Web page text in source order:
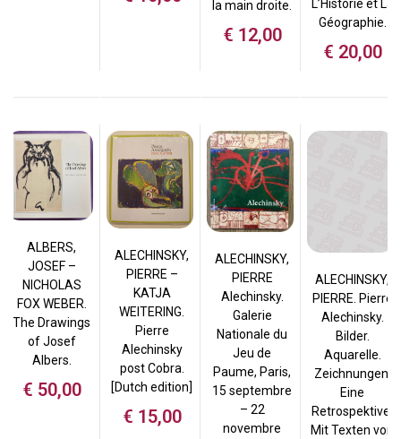
la main droite.
€ 12,00
L’Historie et La
Géographie.
€ 20,00
ALBERS,
JOSEF –
NICHOLAS
FOX WEBER.
The Drawings
of Josef
Albers.
€ 50,00
ALECHINSKY,
PIERRE –
KATJA
WEITERING.
Pierre
Alechinsky
post Cobra.
[Dutch edition]
€ 15,00
ALECHINSKY,
PIERRE
Alechinsky.
Galerie
Nationale du
Jeu de
Paume, Paris,
15 septembre
– 22
novembre
ALECHINSKY,
PIERRE. Pierre
Alechinsky.
Bilder.
Aquarelle.
Zeichnungen.
Eine
Retrospektive.
Mit Texten von